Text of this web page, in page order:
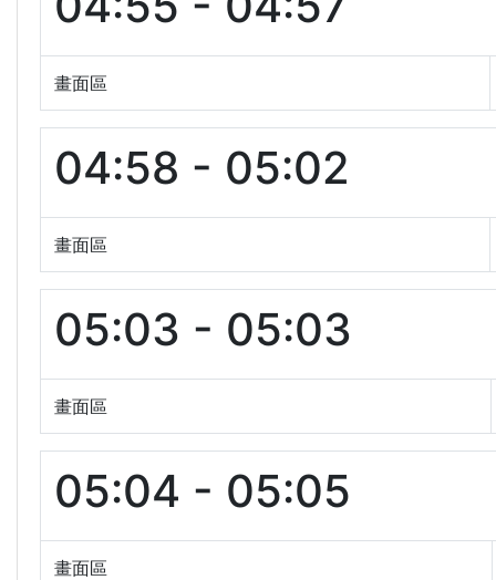
畫面區
04:58 - 05:02
畫面區
05:03 - 05:03
畫面區
05:04 - 05:05
畫面區